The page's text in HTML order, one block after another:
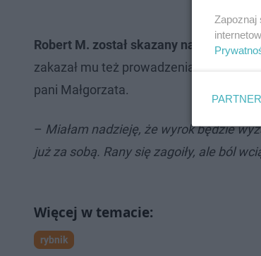
Robert M. został skazany na 12 lat
zakazał mu też prowadzenia pojazdów
pani Małgorzata.
– Miałam nadzieję, że wyrok będzie
już za sobą. Rany się zagoiły, ale ból
rybnik
Zapoznaj